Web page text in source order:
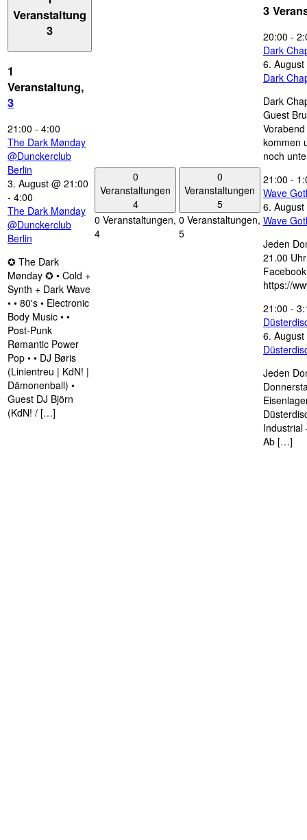
Veranstaltung
3
1
Veranstaltung,
3
21:00 - 4:00
The Dark Mønday
@Dunckerclub
Berlin
3. August @ 21:00
- 4:00
The Dark Mønday
@Dunckerclub
Berlin
✪ The Dark
Mønday ✪ • Cold +
Synth + Dark Wave
• • 80's • Electronic
Body Music • •
Post-Punk
Rømantic Power
Pop • • DJ Børis
(Linientreu | KdN! |
Dämonenball) •
Guest DJ Björn
(KdN! / […]
0
Veranstaltungen
4
0 Veranstaltungen,
4
0
Veranstaltungen
5
0 Veranstaltungen,
5
3
20:00 -
Dark
6.
Dark
Dark
Guest
kommen
noch
21:00 -
Wave
6.
Wave
Jeden
21.00
https://
21:00 -
6.
Jeden
Industrial
Ab […]